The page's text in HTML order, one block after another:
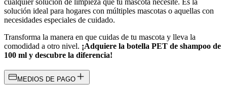
cualquier solución de limpieza que tu mascota necesite. Es la
solución ideal para hogares con múltiples mascotas o aquellas con
necesidades especiales de cuidado.
Transforma la manera en que cuidas de tu mascota y lleva la
comodidad a otro nivel. ¡Adquiere la botella PET de shampoo de
100 ml y descubre la diferencia!
MEDIOS DE PAGO